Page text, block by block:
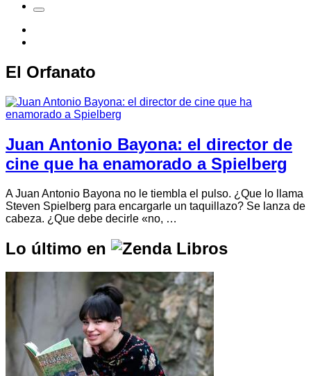
El Orfanato
Juan Antonio Bayona: el director de
cine que ha enamorado a Spielberg
A Juan Antonio Bayona no le tiembla el pulso. ¿Que lo llama
Steven Spielberg para encargarle un taquillazo? Se lanza de
cabeza. ¿Que debe decirle «no, …
Lo último en